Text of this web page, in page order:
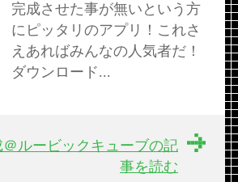
完成させた事が無いという方
にピッタリのアプリ！これさ
えあればみんなの人気者だ！
ダウンロード...
ルービックキューブの記
事を読む